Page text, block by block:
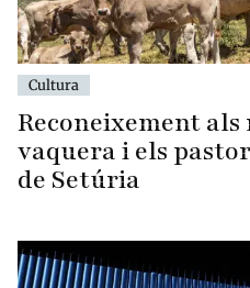
Cultura
Reconeixement
vaquera i els
de Setúria